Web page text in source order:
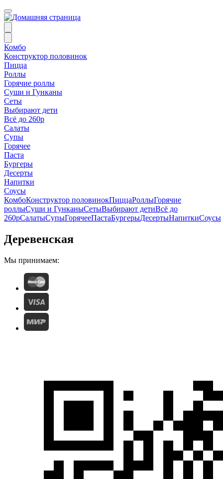
Комбо
Конструктор половинок
Пицца
Роллы
Горячие роллы
Суши и Гунканы
Сеты
Выбирают дети
Всё до 260р
Салаты
Супы
Горячее
Паста
Бургеры
Десерты
Напитки
Соусы
КомбоКонструктор половинокПиццаРоллыГорячие
роллыСуши и ГунканыСетыВыбирают детиВсё до
260рСалатыСупыГорячееПастаБургерыДесертыНапиткиСоусы
Деревенская
Мы принимаем: